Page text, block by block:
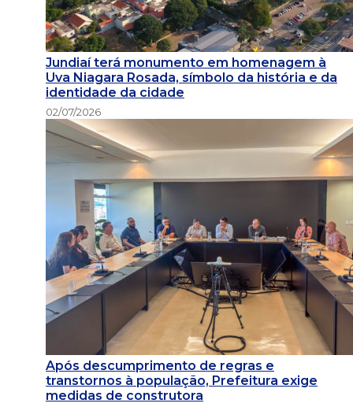
Jundiaí terá monumento em homenagem à
Uva Niagara Rosada, símbolo da história e da
identidade da cidade
02/07/2026
Após descumprimento de regras e
transtornos à população, Prefeitura exige
medidas de construtora